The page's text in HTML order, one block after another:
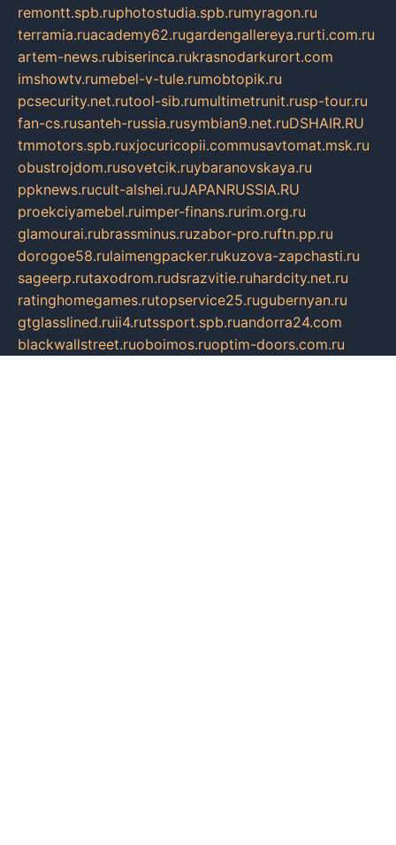
remontt.spb.ruphotostudia.spb.rumyragon.ru
terramia.ruacademy62.rugardengallereya.rurti.com.ru
artem-news.rubiserinca.rukrasnodarkurort.com
imshowtv.rumebel-v-tule.rumobtopik.ru
pcsecurity.net.rutool-sib.rumultimetrunit.rusp-tour.ru
fan-cs.rusanteh-russia.rusymbian9.net.ruDSHAIR.RU
tmmotors.spb.ruxjocuricopii.commusavtomat.msk.ru
obustrojdom.rusovetcik.ruybaranovskaya.ru
ppknews.rucult-alshei.ruJAPANRUSSIA.RU
proekciyamebel.ruimper-finans.rurim.org.ru
glamourai.rubrassminus.ruzabor-pro.ruftn.pp.ru
dorogoe58.rulaimengpacker.rukuzova-zapchasti.ru
sageerp.rutaxodrom.rudsrazvitie.ruhardcity.net.ru
ratinghomegames.rutopservice25.rugubernyan.ru
gtglasslined.ruii4.rutssport.spb.ruandorra24.com
blackwallstreet.ruoboimos.ruoptim-doors.com.ru